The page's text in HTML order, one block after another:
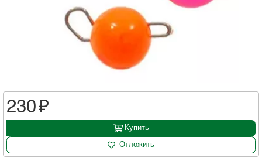
230
Купить
Отложить